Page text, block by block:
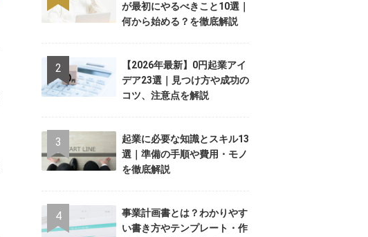
が最初にやるべきこと10選｜
何から始める？を徹底解説
【2026年最新】0円起業アイ
デア23選｜見つけ方や成功の
コツ、注意点を解説
起業に必要な知識とスキル13
選｜準備の手順や費用・モノ
を徹底解説
事業計画書とは？わかりやす
い書き方やテンプレート・作